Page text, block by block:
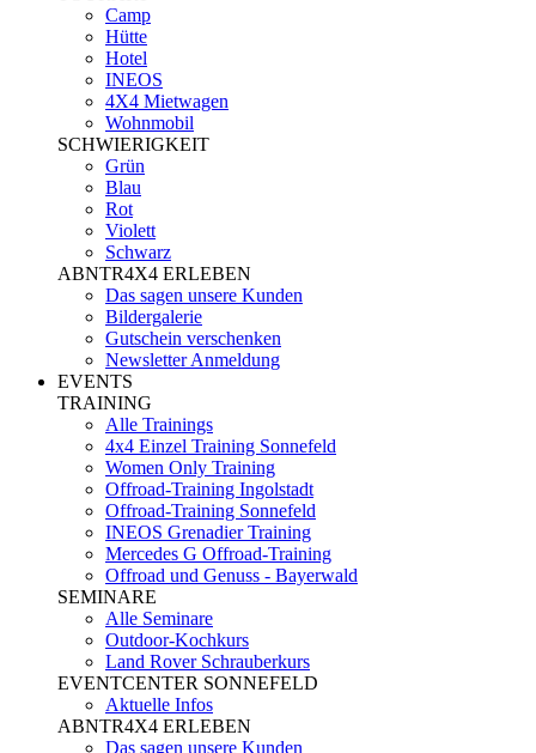
Camp
Hütte
Hotel
INEOS
4X4 Mietwagen
Wohnmobil
SCHWIERIGKEIT
Grün
Blau
Rot
Violett
Schwarz
ABNTR4X4 ERLEBEN
Das sagen unsere Kunden
Bildergalerie
Gutschein verschenken
Newsletter Anmeldung
EVENTS
TRAINING
Alle Trainings
4x4 Einzel Training Sonnefeld
Women Only Training
Offroad-Training Ingolstadt
Offroad-Training Sonnefeld
INEOS Grenadier Training
Mercedes G Offroad-Training
Offroad und Genuss - Bayerwald
SEMINARE
Alle Seminare
Outdoor-Kochkurs
Land Rover Schrauberkurs
EVENTCENTER SONNEFELD
Aktuelle Infos
ABNTR4X4 ERLEBEN
Das sagen unsere Kunden